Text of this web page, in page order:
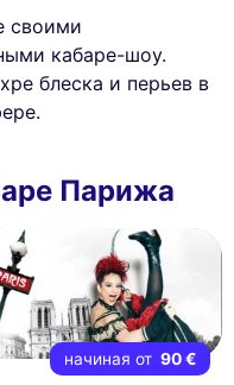
своими
кабаре-шоу.
блеска и перьев в
Парижа
начиная от 90 €